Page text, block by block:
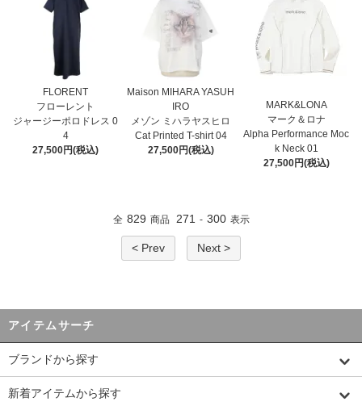
FLORENT
フローレント
ジャージーポロドレス 0
4
27,500円(税込)
Maison MIHARA YASUH
IRO
メゾン ミハラヤスヒロ
Cat Printed T-shirt 04
27,500円(税込)
MARK&LONA
マーク＆ロナ
Alpha Performance Moc
k Neck 01
27,500円(税込)
全 829 商品 271 - 300 表示
< Prev Next >
アイテムサーチ
ブランドから探す
新着アイテムから探す